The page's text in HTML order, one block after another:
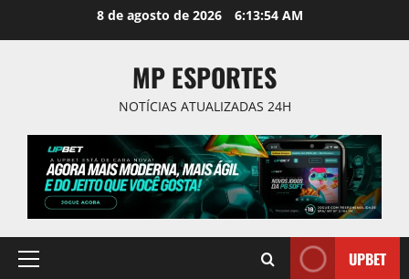
8 de agosto de 2026 6:13:55 AM
MP ESPORTES
NOTÍCIAS ATUALIZADAS 24H
Primary
UPBET